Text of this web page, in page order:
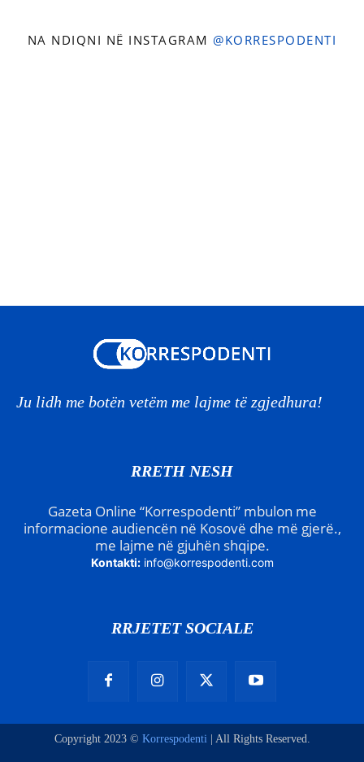
NA NDIQNI NË INSTAGRAM @KORRESPODENTI
Ju lidh me botën vetëm me lajme të zgjedhura!
RRETH NESH
Gazeta Online “Korrespodenti” mbulon me
informacione audiencën në Kosovë dhe më gjerë.,
me lajme në gjuhën shqipe.
Kontakti: info@korrespodenti.com
RRJETET SOCIALE
Copyright 2023 © Korrespodenti| All Rights Reserved.